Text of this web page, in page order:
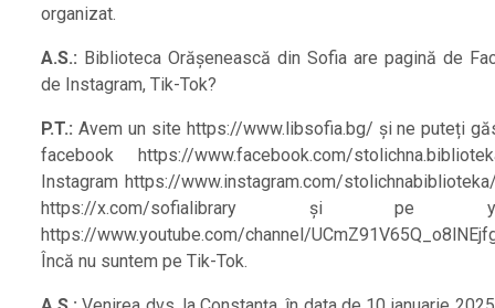
organizat.
A.S.: Biblioteca Orășenească din Sofia are pagină de
de Instagram, Tik-Tok?
P.T.: Avem un site https://www.libsofia.bg/ și ne puteți
facebook https://www.facebook.com/
Instagram https://www.instagram.com/
https://x.com/sofialibrary și pe
https://www.youtube.com/channel/
Încă nu suntem pe Tik-Tok.